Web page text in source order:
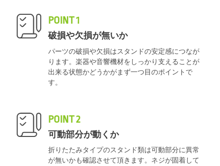
POINT 1
破損や欠損が無いか
パーツの破損や欠損はスタンドの安定感につなが
ります。楽器や音響機材をしっかり支えることが
出来る状態かどうかがまず一つ目のポイントで
す。
POINT 2
可動部分が動くか
折りたたみタイプのスタンド類は可動部分に異常
が無いかも確認させて頂きます。ネジが固着して